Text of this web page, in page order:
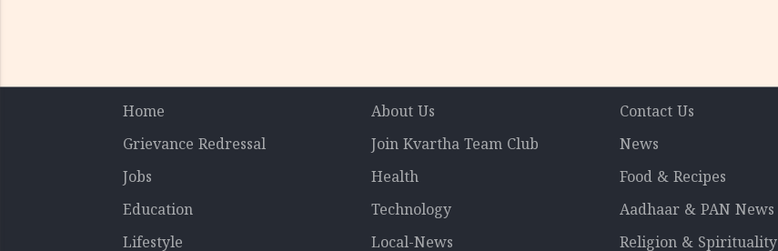
Home About Us Contact Us
Grievance Redressal
Join Kvartha Team Club News
Jobs
Health Food & Recipes
Education
Technology Aadhaar & PAN News
Lifestyle
Local-News Religion & Spirituality